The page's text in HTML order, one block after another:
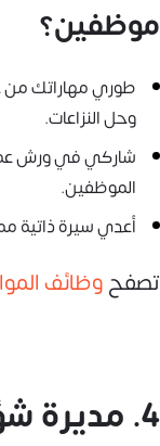
موظفين؟
طوري مهاراتك من
وحل النزاعات.
شاركي في ورش عمل
الموظفين.
أعدي سيرة ذاتية
تصفحوظائف